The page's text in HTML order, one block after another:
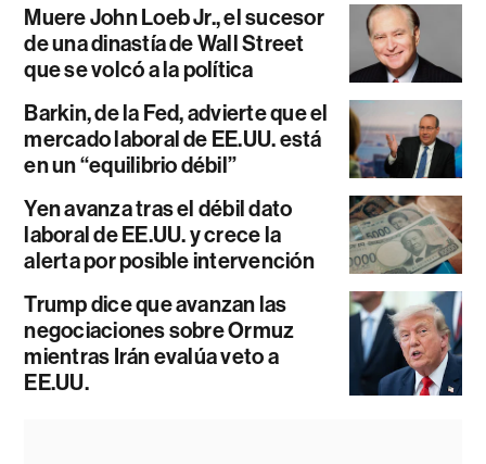
Muere John Loeb Jr., el sucesor
de una dinastía de Wall Street
que se volcó a la política
Barkin, de la Fed, advierte que el
mercado laboral de EE.UU. está
en un “equilibrio débil”
Yen avanza tras el débil dato
laboral de EE.UU. y crece la
alerta por posible intervención
Trump dice que avanzan las
negociaciones sobre Ormuz
mientras Irán evalúa veto a
EE.UU.